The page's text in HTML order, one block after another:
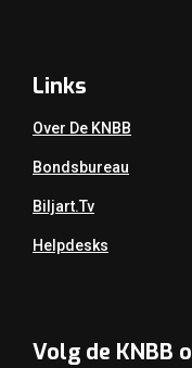
Links
Over De KNBB
Bondsbureau
Biljart.tv
Helpdesks
Volg de KNBB